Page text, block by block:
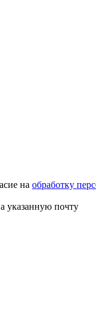
на обработку
указанную почту